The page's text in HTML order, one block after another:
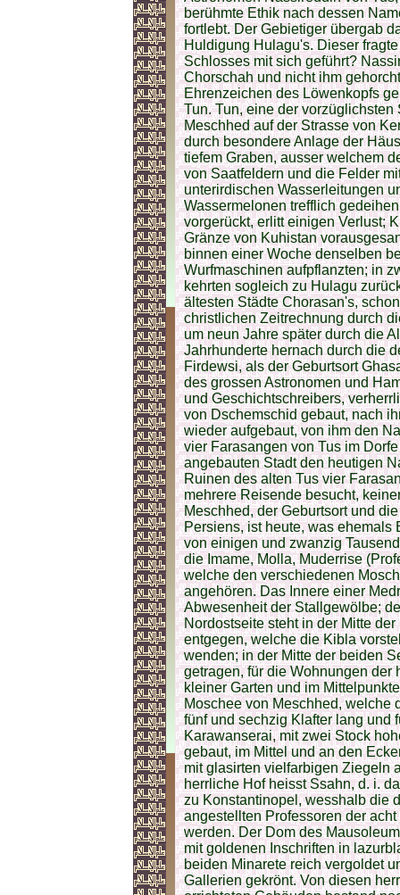
berühmte Ethik nach dessen
fortlebt. Der Gebietiger übergab
Huldigung Hulagu's. Dieser
Schlosses mit sich geführt?
Chorschah und nicht ihm
Ehrenzeichen des Löwenkopfs
Tun. Tun, eine der
Meschhed auf der Strasse von
durch besondere Anlage der
tiefem Graben, ausser welchem
von Saatfeldern und die Felder
unterirdischen Wasserleitungen
Wassermelonen trefflich
vorgerückt, erlitt einigen Verlust;
Gränze von Kuhistan
binnen einer Woche denselben
Wurfmaschinen aufpflanzten; in
kehrten sogleich zu Hulagu
ältesten Städte Chorasan's,
christlichen Zeitrechnung durch
um neun Jahre später durch die
Jahrhunderte hernach durch die
Firdewsi, als der Geburtsort
des grossen Astronomen und
und Geschichtschreibers,
von Dschemschid gebaut, nach
wieder aufgebaut, von ihm den
vier Farasangen von Tus im
angebauten Stadt den heutigen
Ruinen des alten Tus vier
mehrere Reisende besucht,
Meschhed, der Geburtsort und
Persiens, ist heute, was ehemals
von einigen und zwanzig
die Imame, Molla, Muderrise
welche den verschiedenen
angehören. Das Innere einer
Abwesenheit der Stallgewölbe;
Nordostseite steht in der Mitte
entgegen, welche die Kibla
wenden; in der Mitte der beiden
getragen, für die Wohnungen der
kleiner Garten und im
Moschee von Meschhed, welche
fünf und sechzig Klafter lang und
Karawanserai, mit zwei Stock
gebaut, im Mittel und an den
mit glasirten vielfarbigen Ziegeln
herrliche Hof heisst Ssahn, d. i.
zu Konstantinopel, wesshalb die
angestellten Professoren der
werden. Der Dom des
mit goldenen Inschriften in
beiden Minarete reich vergoldet
Gallerien gekrönt. Von diesen